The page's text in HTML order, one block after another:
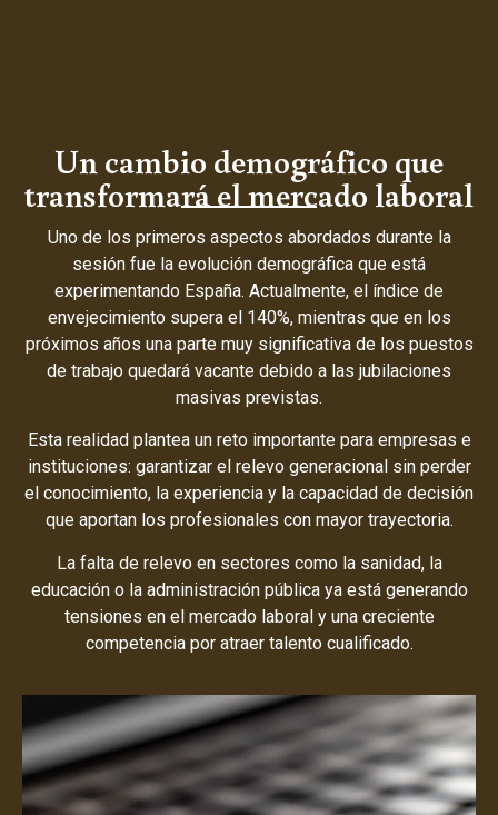
Un cambio demográfico que
transformará el mercado laboral
Uno de los primeros aspectos abordados durante la
sesión fue la evolución demográfica que está
experimentando España. Actualmente, el índice de
envejecimiento supera el 140%, mientras que en los
próximos años una parte muy significativa de los puestos
de trabajo quedará vacante debido a las jubilaciones
masivas previstas.
Esta realidad plantea un reto importante para empresas e
instituciones: garantizar el relevo generacional sin perder
el conocimiento, la experiencia y la capacidad de decisión
que aportan los profesionales con mayor trayectoria.
La falta de relevo en sectores como la sanidad, la
educación o la administración pública ya está generando
tensiones en el mercado laboral y una creciente
competencia por atraer talento cualificado.